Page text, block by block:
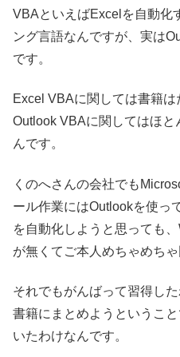
VBAといえばExcelを自動化
ング言語なんですが、実は
です。
Excel VBAに関しては書籍は
Outlook VBAに関してはほ
んです。
くのへさんの会社でも
ール作業にはOutlookを使っ
を自動化しようと思っても
が無くてご本人めちゃめちゃ
それでもがんばって習得し
書籍にまとめようというこ
いたわけなんです。